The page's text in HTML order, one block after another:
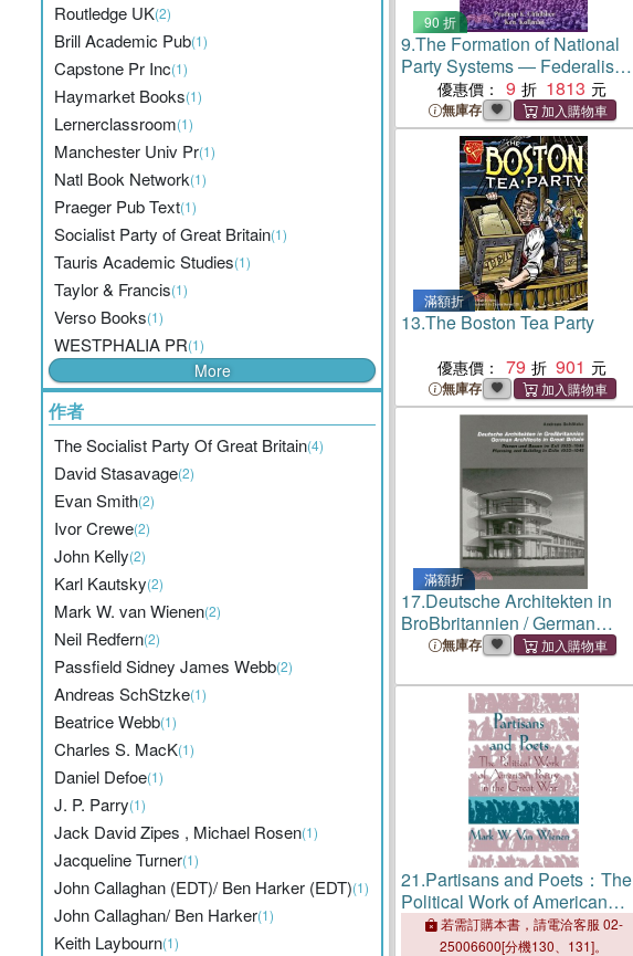
Routledge UK(2)
Brill Academic Pub(1)
Capstone Pr Inc(1)
Haymarket Books(1)
Lernerclassroom(1)
Manchester Univ Pr(1)
Natl Book Network(1)
Praeger Pub Text(1)
Socialist Party of Great Britain(1)
Tauris Academic Studies(1)
Taylor & Francis(1)
Verso Books(1)
WESTPHALIA PR(1)
More
作者
The Socialist Party Of Great Britain(4)
David Stasavage(2)
Evan Smith(2)
Ivor Crewe(2)
John Kelly(2)
Karl Kautsky(2)
Mark W. van Wienen(2)
Neil Redfern(2)
Passfield Sidney James Webb(2)
Andreas SchStzke(1)
Beatrice Webb(1)
Charles S. MacK(1)
Daniel Defoe(1)
J. P. Parry(1)
Jack David Zipes , Michael Rosen(1)
Jacqueline Turner(1)
John Callaghan (EDT)/ Ben Harker (EDT)(1)
John Callaghan/ Ben Harker(1)
Keith Laybourn(1)
90 折
9.The Formation of National
Party Systems ― Federalism
and Party Competition in
Canada, Great Britain, India,
and the United States
優惠價： 9 1813
無庫存
滿額折
13.The Boston Tea Party
優惠價： 79 901
無庫存
滿額折
17.Deutsche Architekten in
BroBbritannien / German
Architects in Great Britain ─
1933-1945 / Planning and
Building in Exile 1933-1945
無庫存
21.Partisans and Poets：The
Political Work of American
Poetry in the Great War
若需訂購本書，請電洽客服 02-
25006600[分機130、131]。